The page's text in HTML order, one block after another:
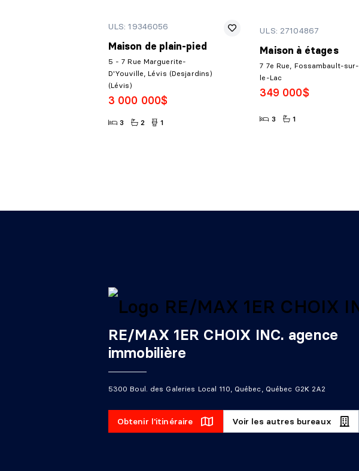
ULS: 19346056
Maison de plain-pied
5 - 7 Rue Marguerite-
D'Youville, Lévis (Desjardins)
(Lévis)
3 000 000$
3 2 1
ULS: 27104867
Maison à étages
7 7e Rue, Fossambault-sur-
le-Lac
349 000$
3 1
RE/MAX 1ER CHOIX INC. agence
immobilière
5300 Boul. des Galeries Local 110, Québec, Québec G2K 2A2
Obtenir l'itinéraire Voir les autres bureaux